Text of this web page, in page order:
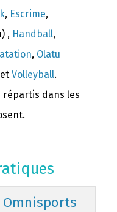
, Escrime,
, Handball,
, Olatu
et Volleyball.
répartis dans les